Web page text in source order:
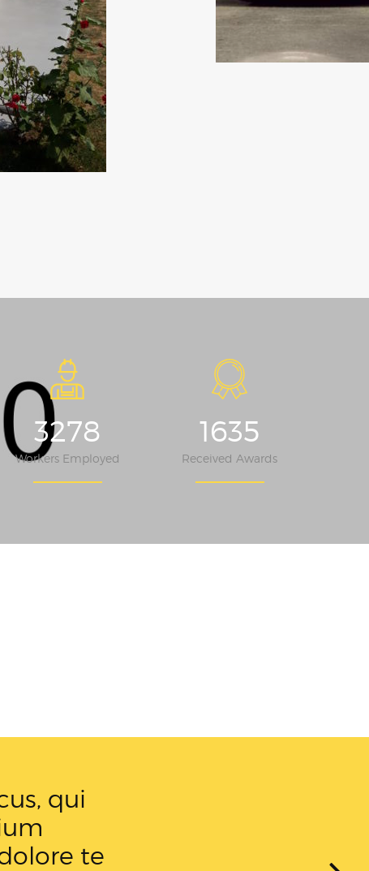
Béton décoratif
3278
Workers Employed
1635
Received Awards
nec
amet